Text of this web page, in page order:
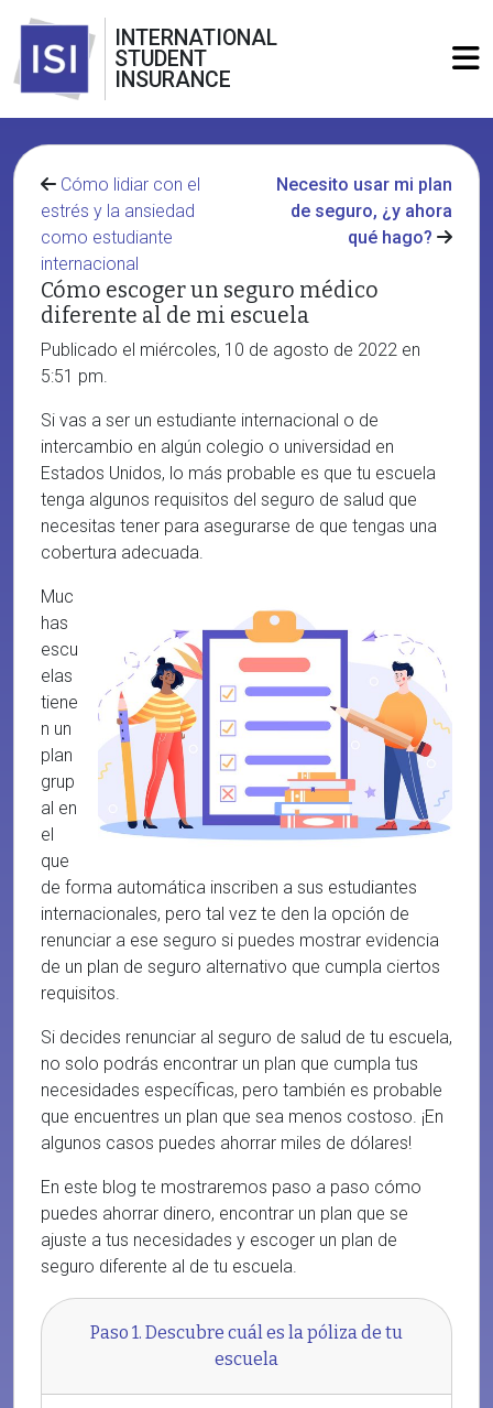
INTERNATIONAL
STUDENT
INSURANCE
Cómo lidiar con el
estrés y la ansiedad
como estudiante
internacional
Necesito usar mi plan
de seguro, ¿y ahora
qué hago?
Cómo escoger un seguro médico
diferente al de mi escuela
Publicado el miércoles, 10 de agosto de 2022 en
5:51 pm.
Si vas a ser un estudiante internacional o de
intercambio en algún colegio o universidad en
Estados Unidos, lo más probable es que tu escuela
tenga algunos requisitos del seguro de salud que
necesitas tener para asegurarse de que tengas una
cobertura adecuada.
Muc
has
escu
elas
tiene
n un
plan
grup
al en
el
que
de forma automática inscriben a sus estudiantes
internacionales, pero tal vez te den la opción de
renunciar a ese seguro si puedes mostrar evidencia
de un plan de seguro alternativo que cumpla ciertos
requisitos.
Si decides renunciar al seguro de salud de tu escuela,
no solo podrás encontrar un plan que cumpla tus
necesidades específicas, pero también es probable
que encuentres un plan que sea menos costoso. ¡En
algunos casos puedes ahorrar miles de dólares!
En este blog te mostraremos paso a paso cómo
puedes ahorrar dinero, encontrar un plan que se
ajuste a tus necesidades y escoger un plan de
seguro diferente al de tu escuela.
Paso 1. Descubre cuál es la póliza de tu
escuela